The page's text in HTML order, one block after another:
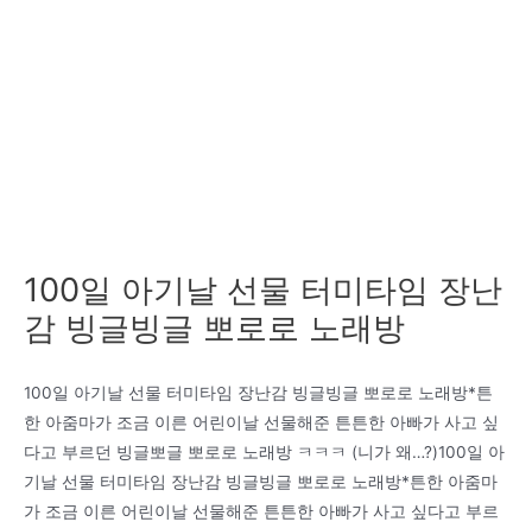
100일 아기날 선물 터미타임 장난
감 빙글빙글 뽀로로 노래방
100일 아기날 선물 터미타임 장난감 빙글빙글 뽀로로 노래방*튼
한 아줌마가 조금 이른 어린이날 선물해준 튼튼한 아빠가 사고 싶
다고 부르던 빙글뽀글 뽀로로 노래방 ㅋㅋㅋ (니가 왜…?)100일 아
기날 선물 터미타임 장난감 빙글빙글 뽀로로 노래방*튼한 아줌마
가 조금 이른 어린이날 선물해준 튼튼한 아빠가 사고 싶다고 부르